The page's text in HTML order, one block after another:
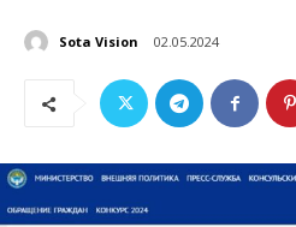
Sota Vision 02.05.2024